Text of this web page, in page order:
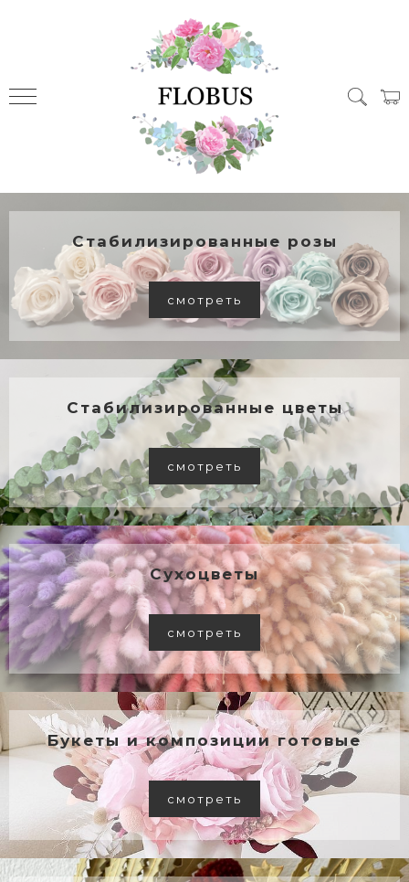
Стабилизированные розы
смотреть
Стабилизированные цветы
смотреть
Сухоцветы
смотреть
Букеты и композиции готовые
смотреть